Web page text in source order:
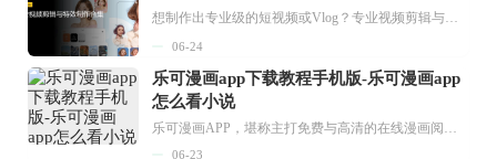
想制作出专业级的短视频或Vlog？专业视频剪辑与特效制作大全专题为你提供了从剪辑、抠像到特效包装的全套解决方案。无论是添加炫酷的片头、进行精准的视频抠图，还是制...
06-24
乐可漫画app下载教程手机版-乐可漫画app
怎么看小说
乐可漫画APP，堪称主打免费与高清的在线漫画阅读神器。其官方版提供海量完整版漫画资源，无论是国内漫画，还是日漫、韩漫、台漫、美漫等国外漫画，应有尽有，随时供你阅读。只需轻点一下，便能直接进入阅读界面。不仅如此，乐可漫画最新版本更新速度极快，在这里，你总能抢先看到全网一手漫画章节内容！...
06-23